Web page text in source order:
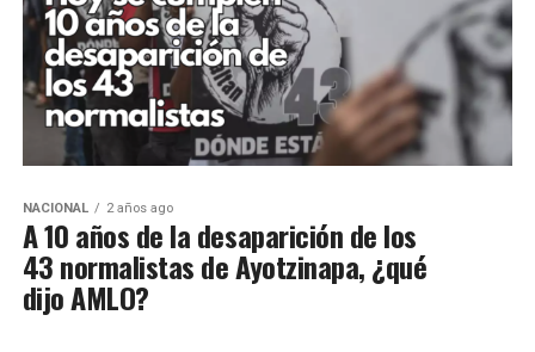
NACIONAL 2 años ago
A 10 años de la desaparición de los
43 normalistas de Ayotzinapa, ¿qué
dijo AMLO?